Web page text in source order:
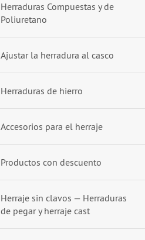
Herraduras Compuestas y de
Poliuretano
Ajustar la herradura al casco
Herraduras de hierro
Accesorios para el herraje
Productos con descuento
Herraje sin clavos — Herraduras
de pegar y herraje cast